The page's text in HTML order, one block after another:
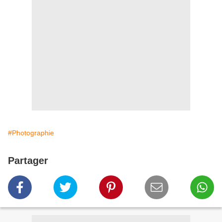
#Photographie
Partager